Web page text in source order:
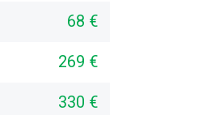
68 €
269 €
330 €